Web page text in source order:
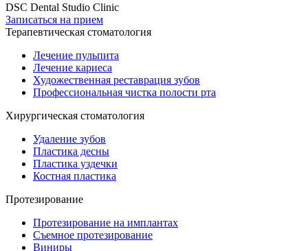
DSC Dental Studio Clinic
Записаться на прием
Терапевтическая стоматология
Лечение пульпита
Лечение кариеса
Художественная реставрация зубов
Профессиональная чистка полости рта
Хирургическая стоматология
Удаление зубов
Пластика десны
Пластика уздечки
Костная пластика
Протезирование
Протезирование на имплантах
Съемное протезирование
Виниры